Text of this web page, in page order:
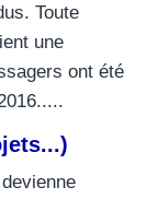
Toute
une
ont été